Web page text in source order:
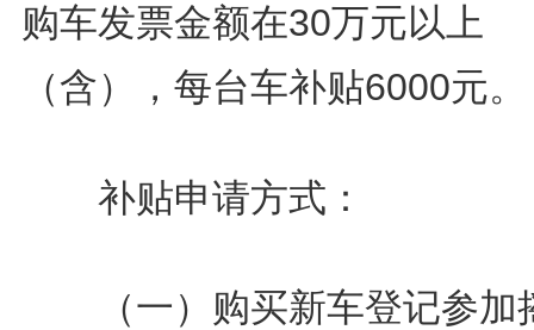
购车发票金额在30万元以上
（含），每台车补贴6000元。
补贴申请方式：
（一）购买新车登记参加